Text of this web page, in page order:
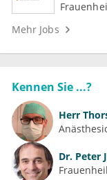
Mehr Jobs
Kennen Sie ...?
Herr
Dr. Peter